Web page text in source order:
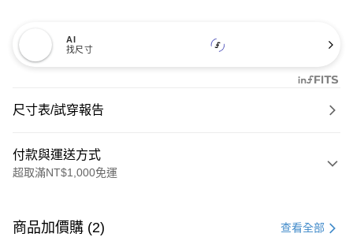
AI
找尺寸
尺寸表/試穿報告
付款與運送方式
超取滿NT$1,000免運
信用卡一次付款
商品加價購 (2) 查看全部